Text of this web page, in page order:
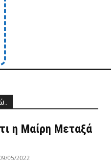
η Μαίρη Μεταξά
05/2022